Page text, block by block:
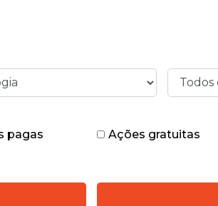
pagas
Ações gratuitas